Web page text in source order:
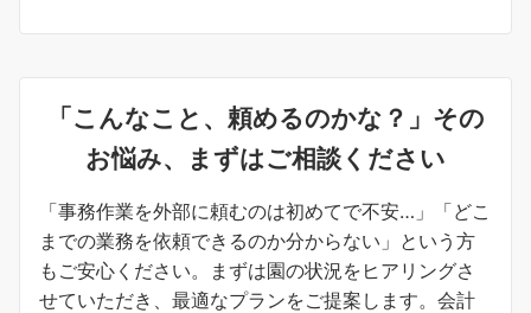
「こんなこと、頼めるのかな？」その
お悩み、まずはご相談ください
「事務作業を外部に頼むのは初めてで不安…」「どこ
までの業務を依頼できるのか分からない」という方
もご安心ください。まずは園の状況をヒアリングさ
せていただき、最適なプランをご提案します。会計